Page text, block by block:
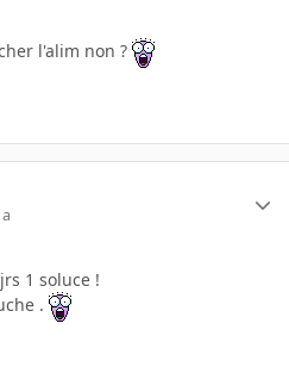
l'alim non ?
1 soluce !
.